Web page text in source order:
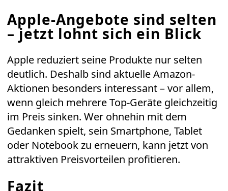
Apple-Angebote sind selten
– jetzt lohnt sich ein Blick
Apple reduziert seine Produkte nur selten
deutlich. Deshalb sind aktuelle Amazon-
Aktionen besonders interessant – vor allem,
wenn gleich mehrere Top-Geräte gleichzeitig
im Preis sinken. Wer ohnehin mit dem
Gedanken spielt, sein Smartphone, Tablet
oder Notebook zu erneuern, kann jetzt von
attraktiven Preisvorteilen profitieren.
Fazit